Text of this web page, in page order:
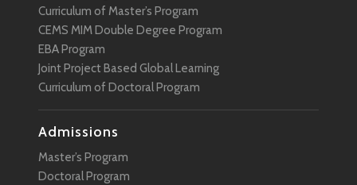
Curriculum of Master’s Program
CEMS MIM Double Degree Program
EBA Program
Joint Project Based Global Learning
Curriculum of Doctoral Program
Admissions
Master’s Program
Doctoral Program